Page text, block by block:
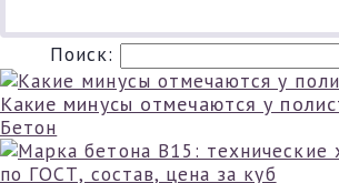
Поиск:
Какие минусы отмечаются у
Бетон